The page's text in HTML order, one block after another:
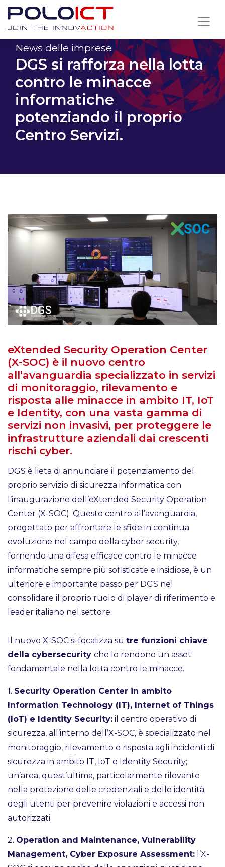
Skip
contentNews delle imprese
DGS si rafforza nella lotta
contro le minacce
informatiche
potenziando il proprio
Centro Servizi.
eXtended Security Operation Center
(X-SOC) è il nuovo centro
all’avanguardia specializzato in servizi
di monitoraggio, rilevamento e
risposta alle minacce in ambito IT, IoT
e Identity, con una vasta gamma di
servizi non invasivi, per proteggere le
infrastrutture aziendali dai crescenti
rischi cyber.
DGS è lieta di annunciare il potenziamento del
proprio servizio di sicurezza informatica con
l’inaugurazione dell’eXtended Security Operation
Center (X-SOC). Questo centro all’avanguardia,
progettato per affrontare le sfide in continua
evoluzione nel campo della cyber security,
fornendo una difesa efficace contro le minacce
informatiche sempre più sofisticate e insidiose, è un
ulteriore e importante passo per DGS nel
consolidare il proprio ruolo di player di riferimento e
leader italiano nel settore.
Il nuovo X-SOC si focalizza su tre funzioni chiave
della cybersecurity che lo rendono un asset
fondamentale nella lotta contro le minacce.
1. Security Operation Center in ambito
Information Technology (IT), Internet of Things
(IoT) e Identity Security: il centro operativo di
sicurezza, all’interno dell’X-SOC, è specializzato nel
monitoraggio, rilevamento e risposta agli incidenti di
sicurezza in ambito IT, IoT e Identity Security;
un’area, quest’ultima, particolarmente rilevante
nella protezione delle credenziali e delle identità
degli utenti per prevenire violazioni e accessi non
autorizzati.
2. Operation and Maintenance, Vulnerability
Management, Cyber Exposure Assessment: l’X-